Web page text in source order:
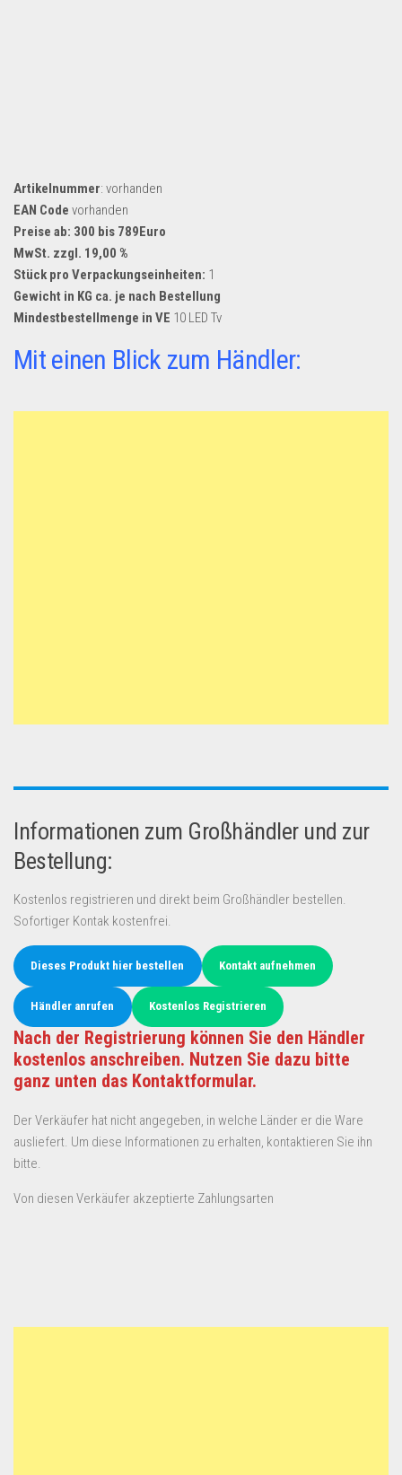
Artikelnummer: vorhanden
EAN Code vorhanden
Preise ab: 300 bis 789Euro
MwSt. zzgl. 19,00 %
Stück pro Verpackungseinheiten: 1
Gewicht in KG ca. je nach Bestellung
Mindestbestellmenge in VE 10 LED Tv
Mit einen Blick zum Händler:
Informationen zum Großhändler und zur
Bestellung:
Kostenlos registrieren und direkt beim Großhändler bestellen.
Sofortiger Kontak kostenfrei.
Dieses Produkt hier bestellen Kontakt aufnehmen
Händler anrufen Kostenlos Registrieren
Nach der Registrierung können Sie den Händler
kostenlos anschreiben. Nutzen Sie dazu bitte
ganz unten das Kontaktformular.
Der Verkäufer hat nicht angegeben, in welche Länder er die Ware
ausliefert. Um diese Informationen zu erhalten, kontaktieren Sie ihn
bitte.
Von diesen Verkäufer akzeptierte Zahlungsarten